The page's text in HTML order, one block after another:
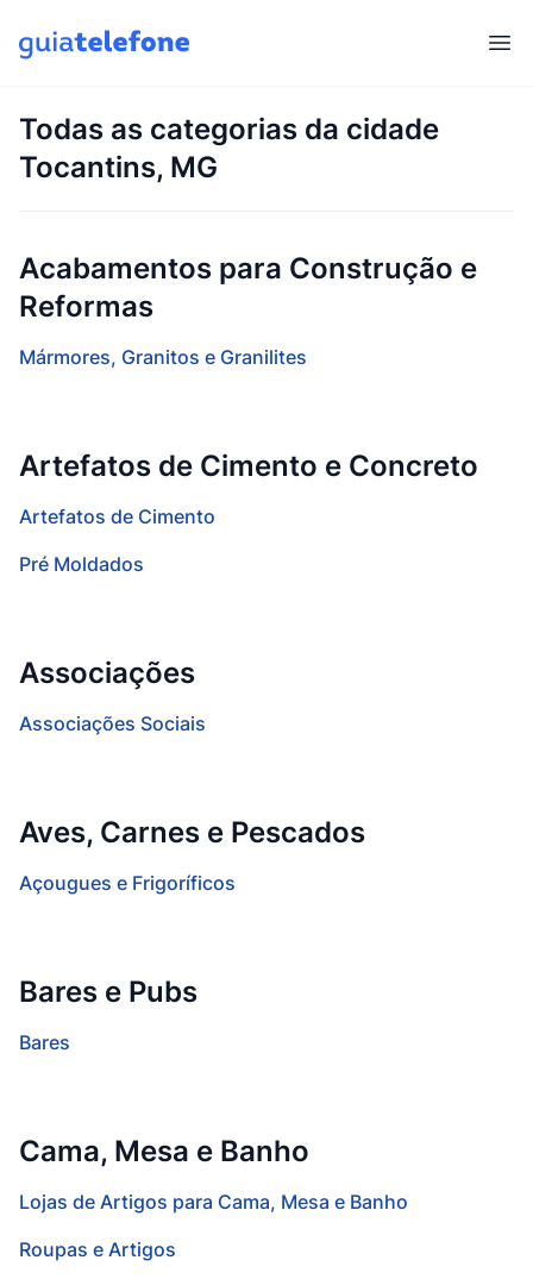
Todas as categorias da cidade
Tocantins, MG
Acabamentos para Construção e
Reformas
Mármores, Granitos e Granilites
Artefatos de Cimento e Concreto
Artefatos de Cimento
Pré Moldados
Associações
Associações Sociais
Aves, Carnes e Pescados
Açougues e Frigoríficos
Bares e Pubs
Bares
Cama, Mesa e Banho
Lojas de Artigos para Cama, Mesa e Banho
Roupas e Artigos